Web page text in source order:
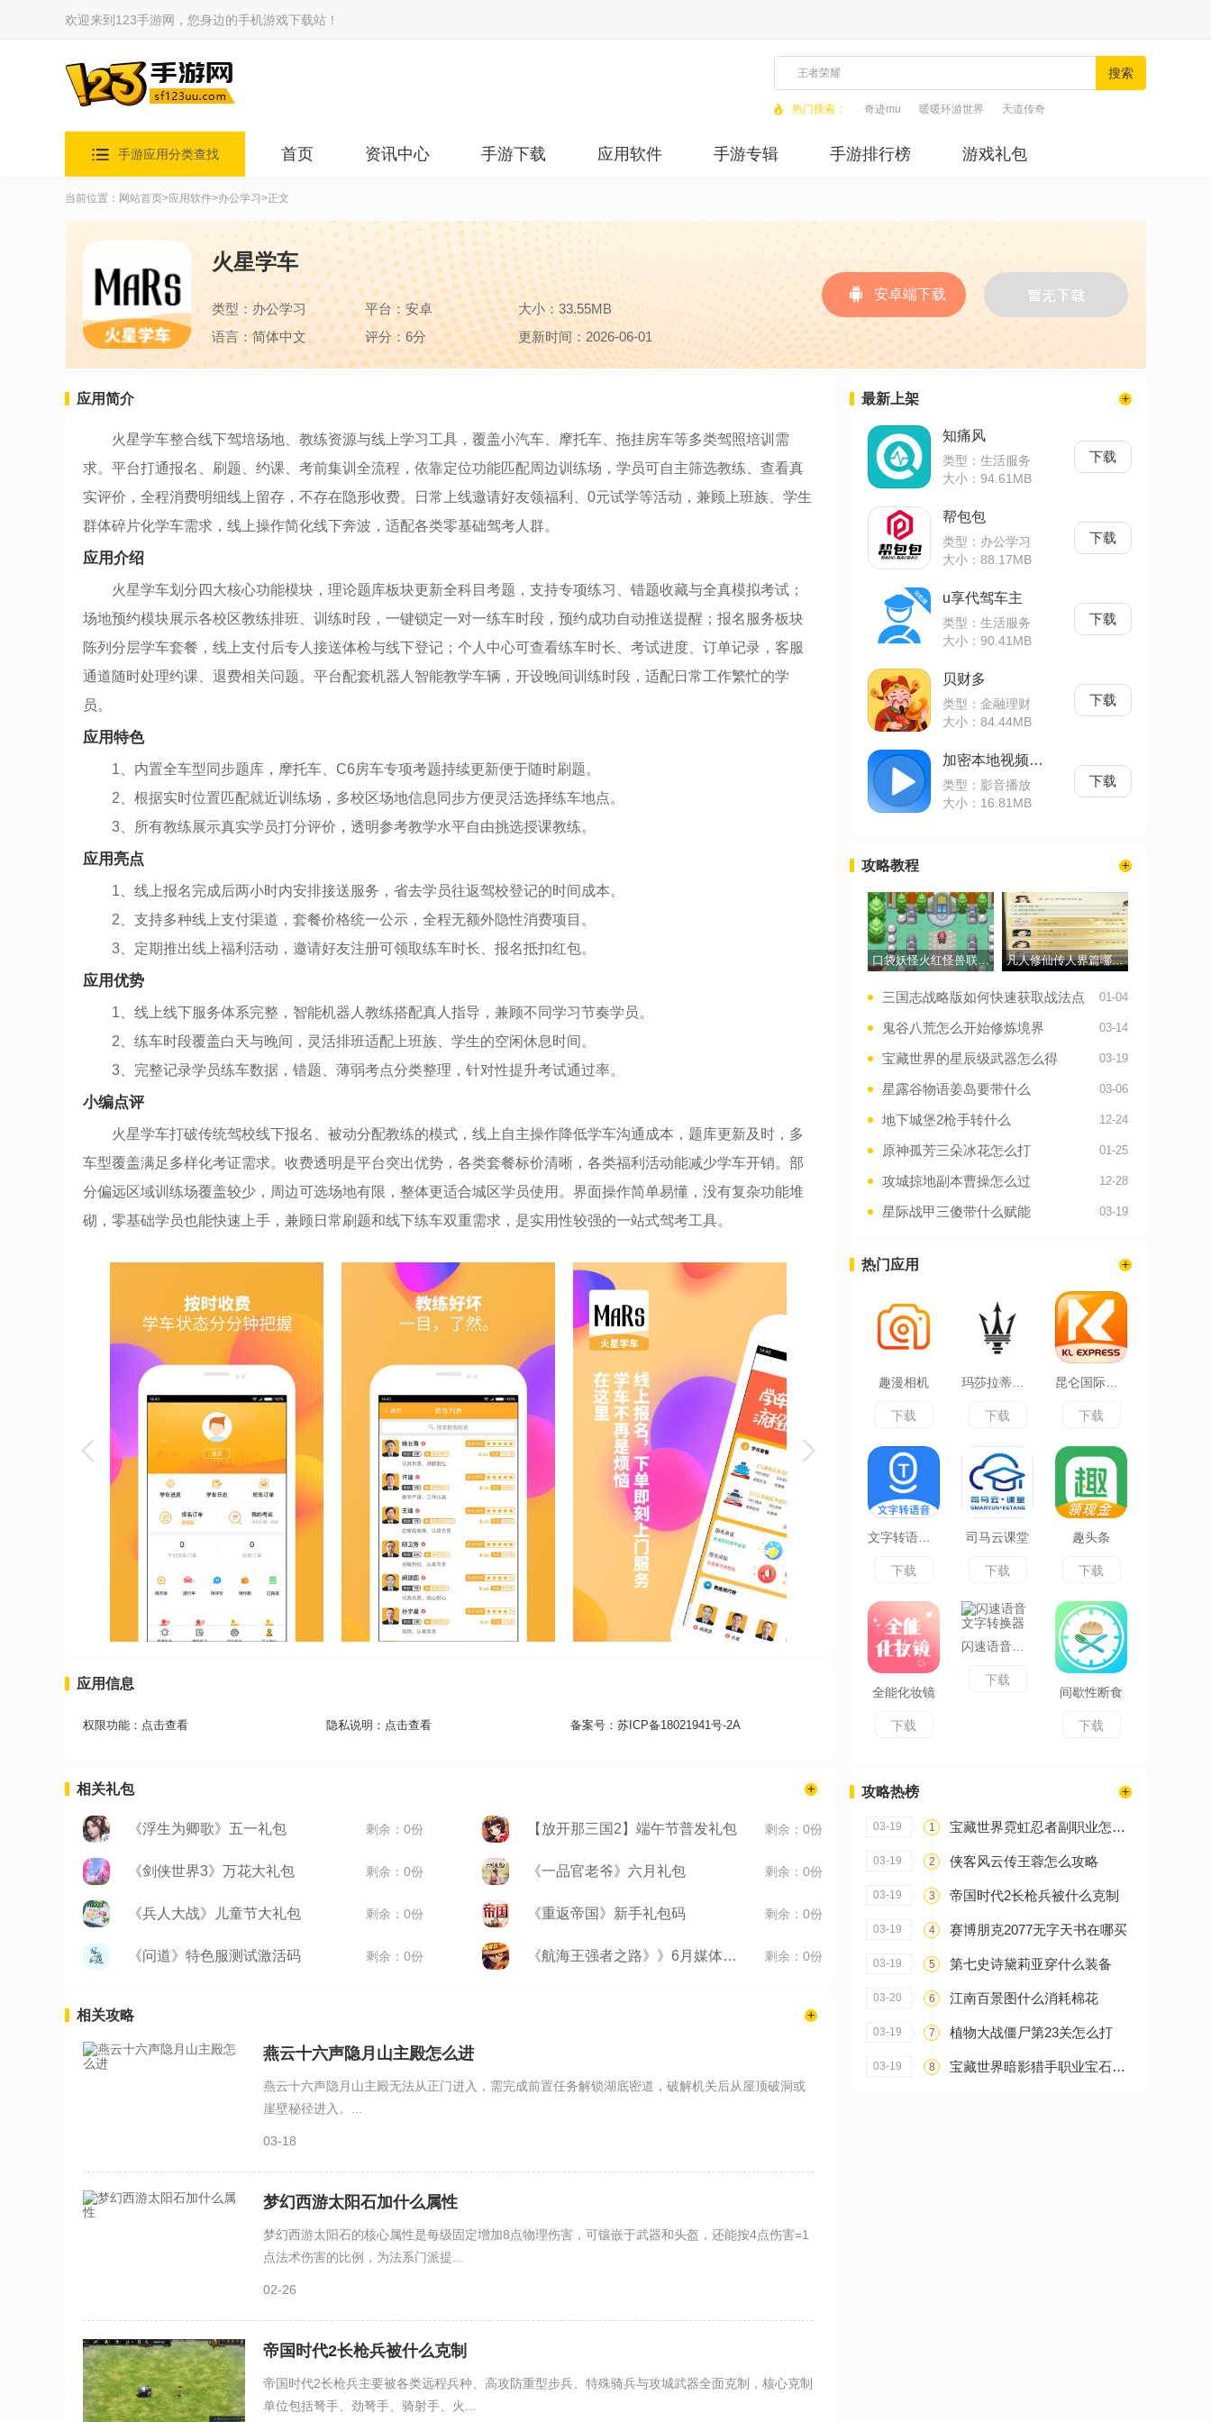
欢迎来到123手游网，您身边的手机游戏下载站！
搜索
热门搜索： 奇迹mu 暖暖环游世界 天道传奇
手游应用分类查找 首页 资讯中心 手游下载 应用软件 手游专辑 手游排行榜 游戏礼包
当前位置： 网站首页>应用软件>办公学习 >正文
火星学车
类型：办公学习 平台：安卓
大小：33.55MB
语言：简体中文
评分：6分 更新时间：2026-06-01
安卓端下载
应用简介
火星学车整合线下驾培场地、教练资源与线上学习工具，覆盖小汽车、摩托车、拖挂房车等多类驾照培训需
求。平台打通报名、刷题、约课、考前集训全流程，依靠定位功能匹配周边训练场，学员可自主筛选教练、查看真
实评价，全程消费明细线上留存，不存在隐形收费。日常上线邀请好友领福利、0元试学等活动，兼顾上班族、学生
群体碎片化学车需求，线上操作简化线下奔波，适配各类零基础驾考人群。
应用介绍
火星学车划分四大核心功能模块，理论题库板块更新全科目考题，支持专项练习、错题收藏与全真模拟考试；
场地预约模块展示各校区教练排班、训练时段，一键锁定一对一练车时段，预约成功自动推送提醒；报名服务板块
陈列分层学车套餐，线上支付后专人接送体检与线下登记；个人中心可查看练车时长、考试进度、订单记录，客服
通道随时处理约课、退费相关问题。平台配套机器人智能教学车辆，开设晚间训练时段，适配日常工作繁忙的学
员。
应用特色
1、内置全车型同步题库，摩托车、C6房车专项考题持续更新便于随时刷题。
2、根据实时位置匹配就近训练场，多校区场地信息同步方便灵活选择练车地点。
3、所有教练展示真实学员打分评价，透明参考教学水平自由挑选授课教练。
应用亮点
1、线上报名完成后两小时内安排接送服务，省去学员往返驾校登记的时间成本。
2、支持多种线上支付渠道，套餐价格统一公示，全程无额外隐性消费项目。
3、定期推出线上福利活动，邀请好友注册可领取练车时长、报名抵扣红包。
应用优势
1、线上线下服务体系完整，智能机器人教练搭配真人指导，兼顾不同学习节奏学员。
2、练车时段覆盖白天与晚间，灵活排班适配上班族、学生的空闲休息时间。
3、完整记录学员练车数据，错题、薄弱考点分类整理，针对性提升考试通过率。
小编点评
火星学车打破传统驾校线下报名、被动分配教练的模式，线上自主操作降低学车沟通成本，题库更新及时，多
车型覆盖满足多样化考证需求。收费透明是平台突出优势，各类套餐标价清晰，各类福利活动能减少学车开销。部
分偏远区域训练场覆盖较少，周边可选场地有限，整体更适合城区学员使用。界面操作简单易懂，没有复杂功能堆
砌，零基础学员也能快速上手，兼顾日常刷题和线下练车双重需求，是实用性较强的一站式驾考工具。
应用信息
权限功能： 点击查看 隐私说明： 点击查看 备案号： 苏ICP备18021941号-2A
相关礼包
《浮生为卿歌》五一礼包 剩余：0份 【放开那三国2】端午节普发礼包 剩余：0份
《剑侠世界3》万花大礼包 剩余：0份 《一品官老爷》六月礼包 剩余：0份
《兵人大战》儿童节大礼包 剩余：0份 《重返帝国》新手礼包码 剩余：0份
《问道》特色服测试激活码 剩余：0份 《航海王强者之路》》6月媒体礼包 剩余：0份
相关攻略
燕云十六声隐月山主殿怎么进
燕云十六声隐月山主殿无法从正门进入，需完成前置任务解锁湖底密道，破解机关后从屋顶破洞或
崖壁秘径进入。...
03-18
梦幻西游太阳石加什么属性
梦幻西游太阳石的核心属性是每级固定增加8点物理伤害，可镶嵌于武器和头盔，还能按4点伤害=1
点法术伤害的比例，为法系门派提...
02-26
帝国时代2长枪兵被什么克制
帝国时代2长枪兵主要被各类远程兵种、高攻防重型步兵、特殊骑兵与攻城武器全面克制，核心克制
单位包括弩手、劲弩手、骑射手、火...
最新上架
知痛风
类型：生活服务
大小：94.61MB
下载
帮包包
类型：办公学习
大小：88.17MB
下载
u享代驾车主
类型：生活服务
大小：90.41MB
下载
贝财多
类型：金融理财
大小：84.44MB
下载
加密本地视频播放器
类型：影音播放
大小：16.81MB
下载
攻略教程
口袋妖怪火红怪兽联盟怎么走 凡人修仙传人界篇哪个角色最强
三国志战略版如何快速获取战法点 01-04
鬼谷八荒怎么开始修炼境界 03-14
宝藏世界的星辰级武器怎么得 03-19
星露谷物语姜岛要带什么 03-06
地下城堡2枪手转什么 12-24
原神孤芳三朵冰花怎么打 01-25
攻城掠地副本曹操怎么过 12-28
星际战甲三傻带什么赋能 03-19
热门应用
趣漫相机
下载 下载 下载
下载
司马云课堂
下载
趣头条
下载
全能化妆镜
下载
下载
间歇性断食
下载
攻略热榜
03-19 1 宝藏世界霓虹忍者副职业怎么选
03-19 2 侠客风云传王蓉怎么攻略
03-19 3 帝国时代2长枪兵被什么克制
03-19 4 赛博朋克2077无字天书在哪买
03-19 5 第七史诗黛莉亚穿什么装备
03-20 6 江南百景图什么消耗棉花
03-19 7 植物大战僵尸第23关怎么打
03-19 8 宝藏世界暗影猎手职业宝石怎么搭配